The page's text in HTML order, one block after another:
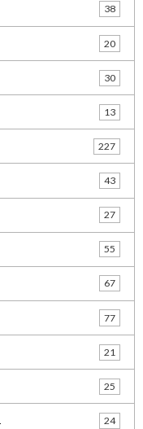
38
20
30
13
227
43
27
55
67
77
21
25
24